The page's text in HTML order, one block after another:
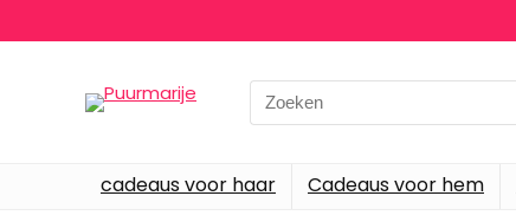
Search
for:
cadeaus voor haar Cadeaus voor hem